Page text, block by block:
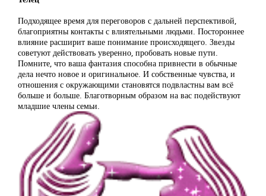
Подходящее время для переговоров с дальней перспективой,
благоприятны контакты с влиятельными людьми. Постороннее
влияние расширит ваше понимание происходящего. Звезды
советуют действовать уверенно, пробовать новые пути.
Помните, что ваша фантазия способна привнести в обычные
дела нечто новое и оригинальное. И собственные чувства, и
отношения с окружающими становятся подвластны вам всё
больше и больше. Благотворным образом на вас подействуют
младшие члены семьи.